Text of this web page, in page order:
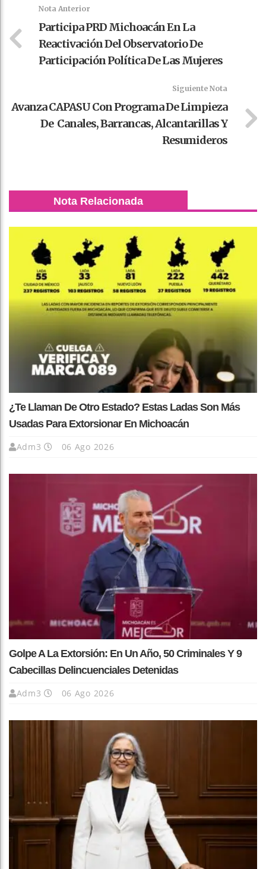
Nota Anterior
Participa PRD Michoacán En La
Reactivación Del Observatorio De
Participación Política De Las Mujeres
Siguiente Nota
Avanza CAPASU Con Programa De Limpieza
De Canales, Barrancas, Alcantarillas Y
Resumideros
Nota Relacionada
¿Te Llaman De Otro Estado? Estas Ladas Son Más
Usadas Para Extorsionar En Michoacán
Adm3 06 Ago 2026
Golpe A La Extorsión: En Un Año, 50 Criminales Y 9
Cabecillas Delincuenciales Detenidas
Adm3 06 Ago 2026